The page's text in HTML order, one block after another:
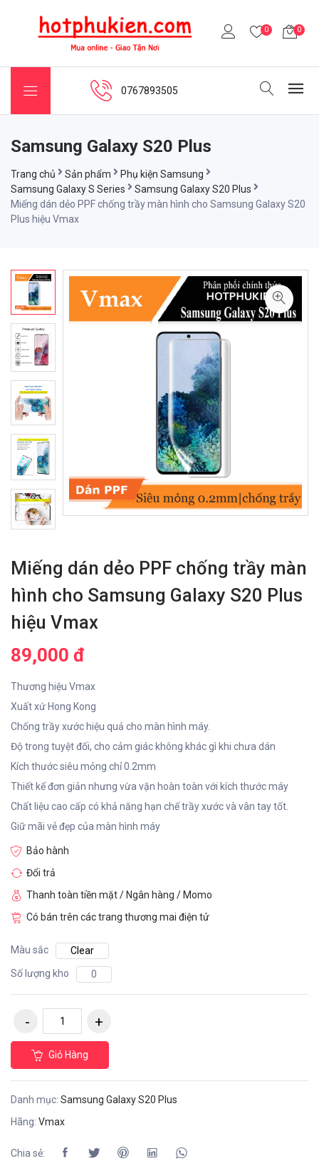
0 0
0767893505
Samsung Galaxy S20 Plus
Trang chủ Sản phẩm
Phụ kiện Samsung
Samsung Galaxy S Series
Samsung Galaxy S20 Plus
Miếng dán dẻo PPF chống trầy màn hình cho Samsung Galaxy S20
Plus hiệu Vmax
Miếng dán dẻo PPF chống trầy màn
hình cho Samsung Galaxy S20 Plus
hiệu Vmax
89,000 đ
Thương hiệu Vmax
Xuất xứ Hong Kong
Chống trầy xước hiệu quả cho màn hình máy.
Độ trong tuyệt đối, cho cảm giác không khác gì khi chưa dán
Kích thước siêu mỏng chỉ 0.2mm
Thiết kế đơn giản nhưng vừa vặn hoàn toàn với kích thước máy
Chất liệu cao cấp có khả năng hạn chế trầy xước và vân tay tốt.
Giữ mãi vẻ đẹp của màn hình máy
Bảo hành
Đổi trả
Thanh toàn tiền mặt / Ngân hàng / Momo
Có bán trên các trang thương mai điện tử
Màu sắc
Clear
Số lượng kho
0
Giỏ Hàng
Danh mục: Samsung Galaxy S20 Plus
Hãng: Vmax
Chia sẻ: